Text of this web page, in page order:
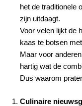
het de traditionele
zijn uitdaagt.
Voor velen lijkt de
kaas te botsen
Maar voor
hartig wat de
Dus waarom
Culinaire